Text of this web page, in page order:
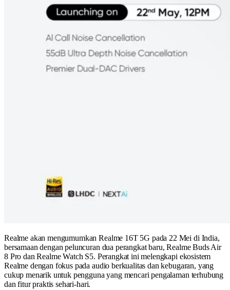
Realme akan mengumumkan Realme 16T 5G pada 22 Mei di India,
bersamaan dengan peluncuran dua perangkat baru, Realme Buds Air
8 Pro dan Realme Watch S5. Perangkat ini melengkapi ekosistem
Realme dengan fokus pada audio berkualitas dan kebugaran, yang
cukup menarik untuk pengguna yang mencari pengalaman terhubung
dan fitur praktis sehari-hari.